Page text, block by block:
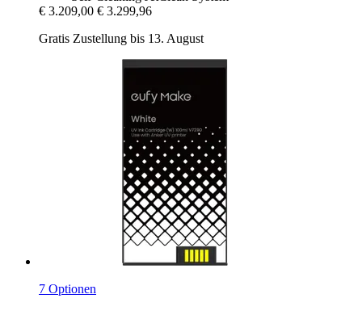
€ 3.209,00 € 3.299,96
Gratis Zustellung bis 13. August
7 Optionen